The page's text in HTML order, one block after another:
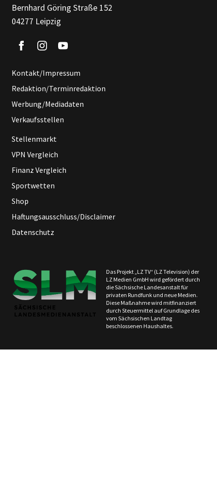
Bernhard Göring Straße 152
04277 Leipzig
Kontakt/Impressum
Redaktion/Terminredaktion
Werbung/Mediadaten
Verkaufsstellen
Stellenmarkt
VPN Vergleich
Finanz Vergleich
Sportwetten
Shop
Haftungsausschluss/Disclaimer
Datenschutz
Das Projekt „LZ TV“ (LZ Television) der
LZ Medien GmbH wird gefördert durch
die Sächsische Landesanstalt für
privaten Rundfunk und neue Medien.
Diese Maßnahme wird mitfinanziert
durch Steuermittel auf Grundlage des
vom Sächsischen Landtag
beschlossenen Haushaltes.